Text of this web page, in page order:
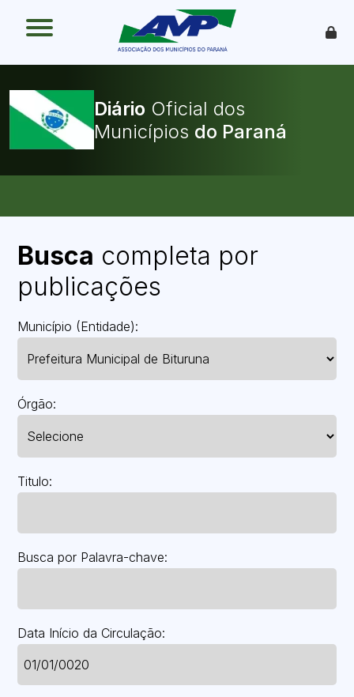
Diário Oficial dos
Municípios
Como funciona
Benefícios
Legislação
O Que Pode Ser Publicado
Faça sua Adesão
Busca completa por
publicações
Município (Entidade):
Órgão:
Titulo:
Busca por Palavra-chave:
Data Início da Circulação: